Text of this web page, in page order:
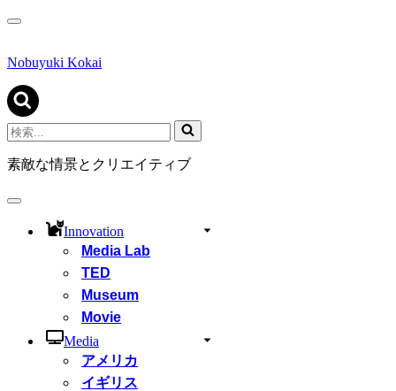
ナ
ゲ
シ
ョ
ン
メ
ニ
ュ
Nobuyuki Kokai
検
索...
素敵な情景とクリエイティブ
ナ
Innovation
Media Lab
TED
Museum
Movie
Media
アメリカ
イギリス